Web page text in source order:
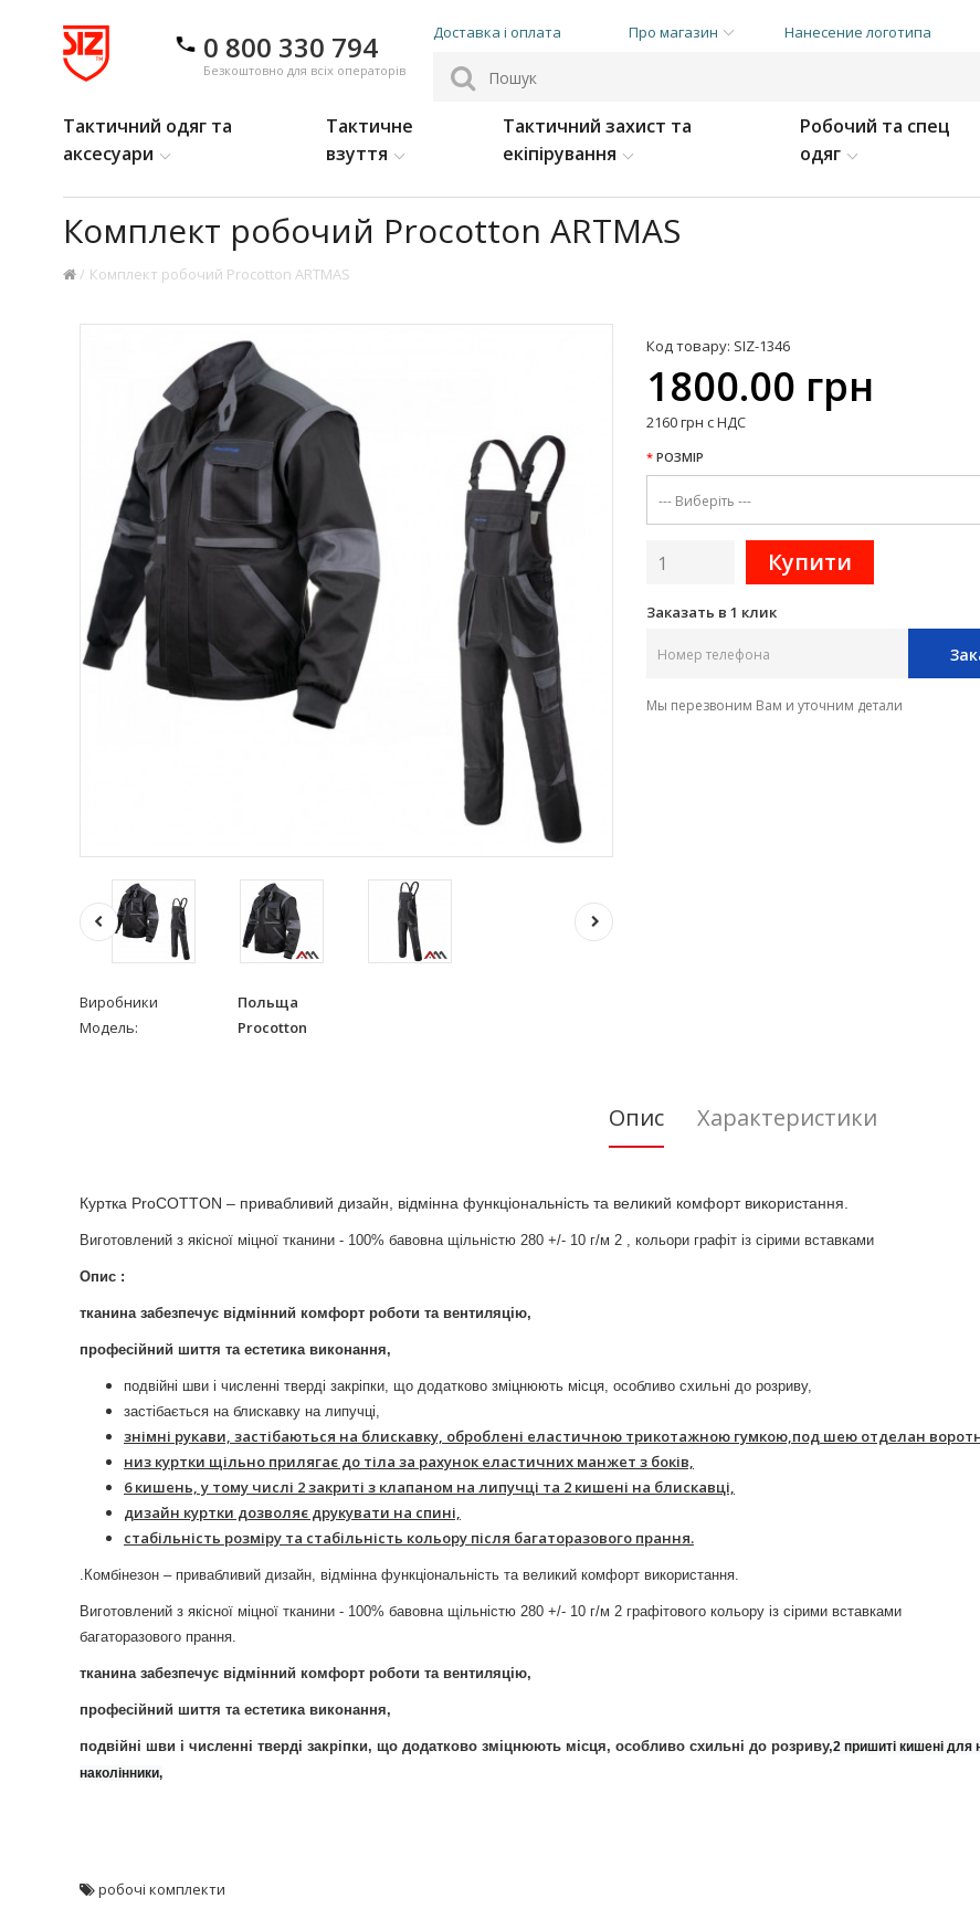
0 800 330 794
Безкоштовно для всіх операторів
Доставка і оплата Про магазин Нанесение логотипа
Тактичний одяг та
аксесуари
Тактичне
взуття
Тактичний захист та
екіпірування
Робочий та спец
одяг
Комплект робочий Procotton ARTMAS
Комплект робочий Procotton ARTMAS
Виробники
Польща
Модель:
Procotton
Код товару: SIZ-1346
1800.00 грн
2160 грн с НДС
РОЗМІР
Заказать в 1 клик
Мы перезвоним Вам и уточним детали
Опис Характеристики
Куртка ProCOTTON – привабливий дизайн, відмінна функціональність та великий комфорт використання.
Виготовлений з якісної міцної тканини - 100% бавовна щільністю 280 +/- 10 г/м 2 , кольори графіт із сірими вставками
Опис :
тканина забезпечує відмінний комфорт роботи та вентиляцію,
професійний шиття та естетика виконання,
подвійні шви і численні тверді закріпки, що додатково зміцнюють місця, особливо схильні до розриву,
застібається на блискавку на липучці,
знімні рукави, застібаються на блискавку, оброблені еластичною трикотажною гумкою,под шею отделан
низ куртки щільно прилягає до тіла за рахунок еластичних манжет з боків,
6 кишень, у тому числі 2 закриті з клапаном на липучці та 2 кишені на блискавці,
дизайн куртки дозволяє друкувати на спині,
стабільність розміру та стабільність кольору після багаторазового прання.
Комбінезон – привабливий дизайн, відмінна функціональність та великий комфорт використання.
Виготовлений з якісної міцної тканини - 100% бавовна щільністю 280 +/- 10 г/м 2 графітового кольору із сірими
багаторазового прання.
тканина забезпечує відмінний комфорт роботи та вентиляцію,
професійний шиття та естетика виконання,
подвійні шви і численні тверді закріпки, що додатково зміцнюють місця, особливо схильні до розриву,2 пришиті кишені для
наколінники,
робочі комплекти